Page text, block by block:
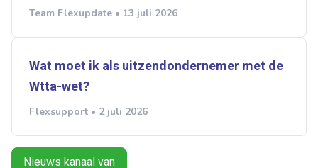
Team Flexupdate • 13 juli 2026
Wat moet ik als uitzendondernemer met de
Wtta-wet?
Flexsupport • 2 juli 2026
Nieuws kanaal van